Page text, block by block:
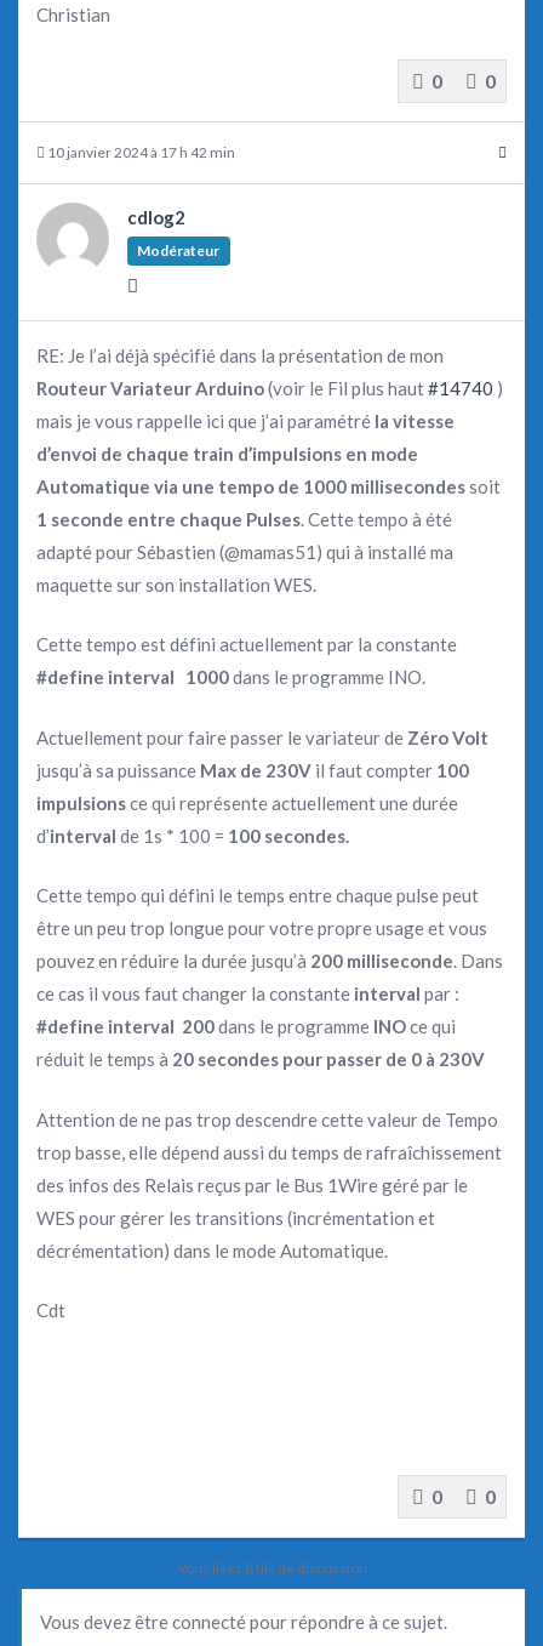
Christian
0 0
10 janvier 2024 à 17 h 42 min
cdlog2
Modérateur
RE: Je l’ai déjà spécifié dans la présentation de mon
Routeur Variateur Arduino(voir le Fil plus haut#14740 )
mais je vous rappelle ici que j’ai paramétré la vitesse
d’envoi de chaque train d’impulsions en mode
Automatique via une tempo de 1000 millisecondessoit
1 seconde entre chaque Pulses . Cette tempo à été
adapté pour Sébastien (@mamas51) qui à installé ma
maquette sur son installation WES.
Cette tempo est défini actuellement par la constante
#define interval 1000dans le programme INO.
Actuellement pour faire passer le variateur de Zéro Volt
jusqu’à sa puissance Max de 230V il faut compter 100
impulsionsce qui représente actuellement une durée
d’interval de 1s * 100 = 100 secondes.
Cette tempo qui défini le temps entre chaque pulse peut
être un peu trop longue pour votre propre usage et vous
pouvez en réduire la durée jusqu’à 200 milliseconde. Dans
ce cas il vous faut changer la constante interval par :
#define interval 200dans le programme INOce qui
réduit le temps à 20 secondes pour passer de 0 à 230V
Attention de ne pas trop descendre cette valeur de Tempo
trop basse, elle dépend aussi du temps de rafraîchissement
des infos des Relais reçus par le Bus 1Wire géré par le
WES pour gérer les transitions (incrémentation et
décrémentation) dans le mode Automatique.
Cdt
0 0
Vous lisez 8 fils de discussion
Vous devez être connecté pour répondre à ce sujet.